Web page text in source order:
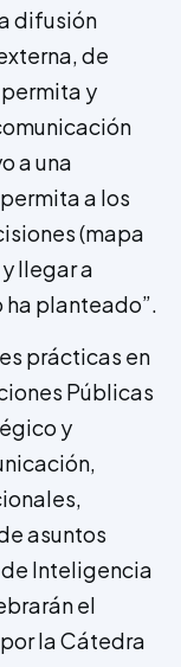
difusión
de
y
a una
a los
(mapa
llegar a
ha planteado”.
prácticas en
Públicas
y
asuntos
Inteligencia
el
la Cátedra